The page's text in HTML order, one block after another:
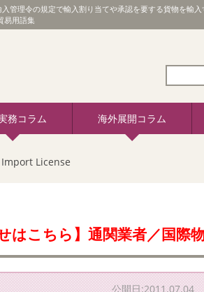
管理令の規定で輸入割り当てや承認を要する貨物を輸
易用語集
務コラム 海外展開コラム
License
はこちら】通関業者／国際
公開日